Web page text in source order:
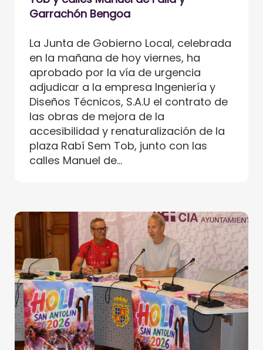
Garrachón Bengoa
La Junta de Gobierno Local, celebrada
en la mañana de hoy viernes, ha
aprobado por la vía de urgencia
adjudicar a la empresa Ingeniería y
Diseños Técnicos, S.A.U el contrato de
las obras de mejora de la
accesibilidad y renaturalización de la
plaza Rabí Sem Tob, junto con las
calles Manuel de...